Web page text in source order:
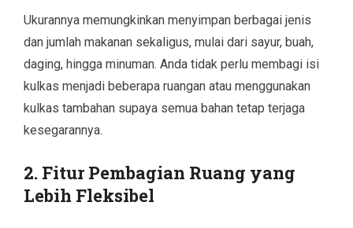
Ukurannya memungkinkan menyimpan berbagai jenis
dan jumlah makanan sekaligus, mulai dari sayur, buah,
daging, hingga minuman. Anda tidak perlu membagi isi
kulkas menjadi beberapa ruangan atau menggunakan
kulkas tambahan supaya semua bahan tetap terjaga
kesegarannya.
2. Fitur Pembagian Ruang yang
Lebih Fleksibel